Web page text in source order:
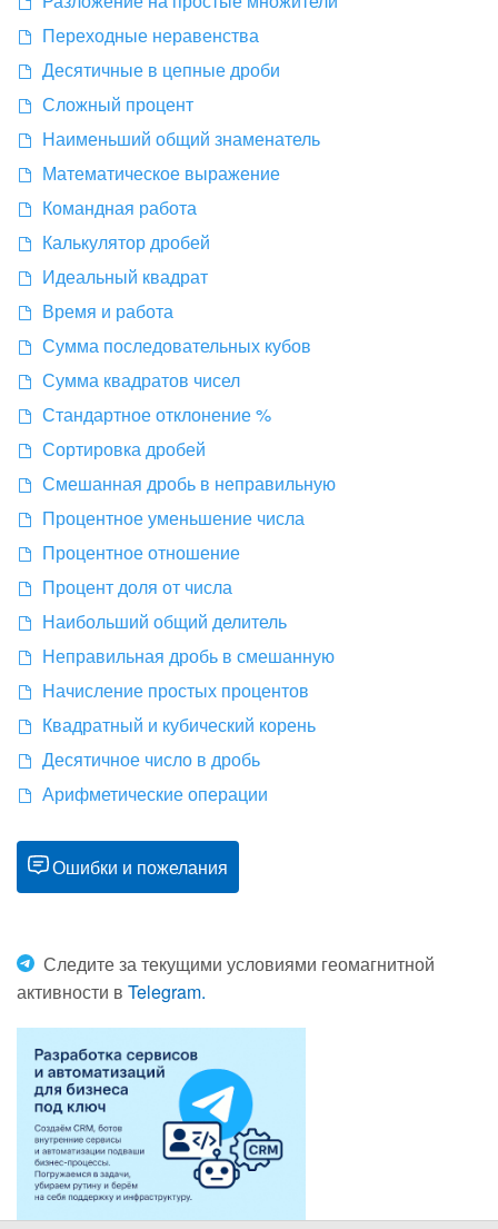
Переходные неравенства
Десятичные в цепные дроби
Сложный процент
Наименьший общий знаменатель
Математическое выражение
Командная работа
Калькулятор дробей
Идеальный квадрат
Время и работа
Сумма последовательных кубов
Сумма квадратов чисел
Стандартное отклонение %
Сортировка дробей
Смешанная дробь в неправильную
Процентное уменьшение числа
Процентное отношение
Процент доля от числа
Наибольший общий делитель
Неправильная дробь в смешанную
Начисление простых процентов
Квадратный и кубический корень
Десятичное число в дробь
Арифметические операции
Ошибки и пожелания
Следите за текущими условиями геомагнитной
активности в Telegram.